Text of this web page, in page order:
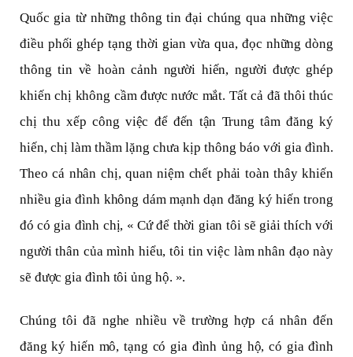
Quốc gia từ những thông tin đại chúng qua những việc
điều phối ghép tạng thời gian vừa qua, đọc những dòng
thông tin về hoàn cảnh người hiến, người được ghép
khiến chị không cầm được nước mắt. Tất cả đã thôi thúc
chị thu xếp công việc để đến tận Trung tâm đăng ký
hiến, chị làm thầm lặng chưa kịp thông báo với gia đình.
Theo cá nhân chị, quan niệm chết phải toàn thây khiến
nhiều gia đình không dám mạnh dạn đăng ký hiến trong
đó có gia đình chị, « Cứ để thời gian tôi sẽ giải thích với
người thân của mình hiểu, tôi tin việc làm nhân đạo này
sẽ được gia đình tôi ủng hộ. ».
Chúng tôi đã nghe nhiều về trường hợp cá nhân đến
đăng ký hiến mô, tạng có gia đình ủng hộ, có gia đình